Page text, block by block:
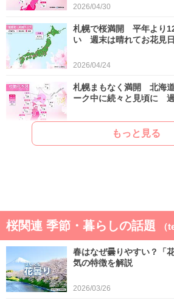
もっと見る
2026/04/30
札幌で桜満開 平年より
い 週末は晴れてお花見
2026/04/24
札幌まもなく満開 北海
ーク中に続々と見頃に
2026/04/22
ゴールデンウィークは晴
気象予報士の解説をも
桜関連 季節・暮らしの話題 （
春はなぜ曇りやすい？「
気の特徴を解説
2026/03/26